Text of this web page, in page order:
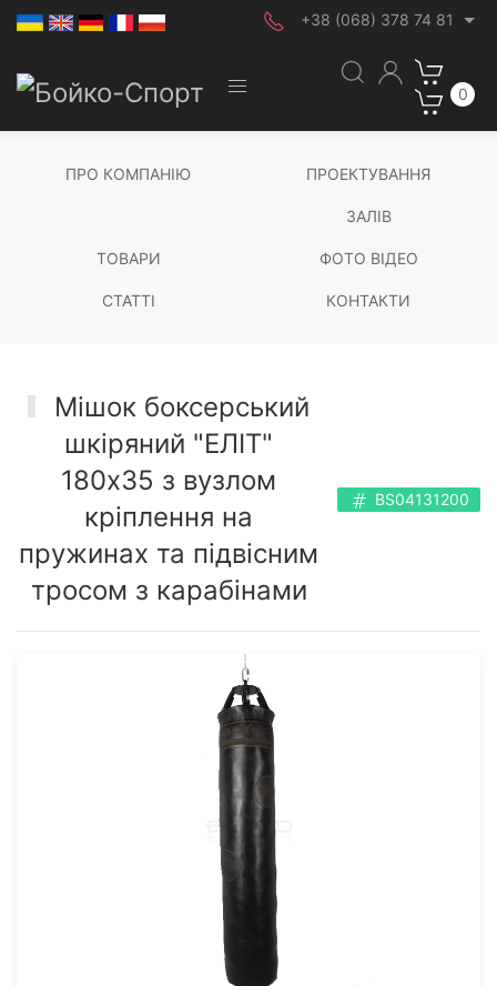
+38 (068) 378 74 81
0
ПРО КОМПАНІЮ ПРОЕКТУВАННЯ
ЗАЛІВ
ТОВАРИ ФОТО ВІДЕО
СТАТТІ КОНТАКТИ
Мішок боксерський
шкіряний "ЕЛІТ"
180х35 з вузлом
кріплення на
пружинах та підвісним
тросом з карабінами
BS04131200